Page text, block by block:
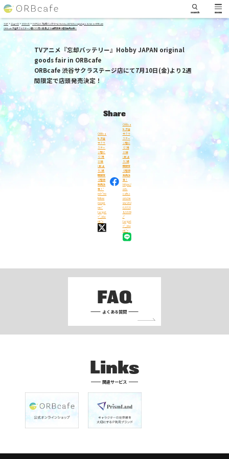
search menu
TOP > ニュース> リリース >TVアニメ『忘却バッテリー』Hobby JAPAN original goods fair in ORBcafe
ORBcafe 渋谷サクラステージ店にて7月10日(金)より2週間限定で店頭発売決定！
TVアニメ『忘却バッテリー』Hobby JAPAN original
goods fair in ORBcafe
ORBcafe 渋谷サクラステージ店にて7月10日(金)より2週
間限定で店頭発売決定！
Share
ORBca
fe 渋谷
サクラ
ステー
ジ店に
て7月
10日
(金)よ
り2週
間限定
で店頭
発売決
定！"
rel="no
follow
noope
ner"
target
="_bla
nk">
ORBca
fe 渋谷
サクラ
ステー
ジ店に
て7月
10日
(金)よ
り2週
間限定
で店頭
発売決
定！
https://
orb-
cafe.c
om/ne
ws/202
6/07/0
8/1309
/"
target
="_bla
nk">
FAQ
よくある質問
Links
関連サービス